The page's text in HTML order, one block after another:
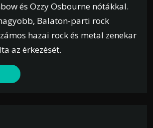
és Ozzy Osbourne nótákkal.
Balaton-parti rock
hazai rock és metal zenekar
az érkezését.